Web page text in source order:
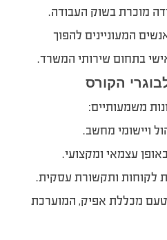
מוכרת בשוק העבודה.
המעוניינים להפוך
בתחום שירותי המשרד.
הקורס
משמעותיים:
ויישומי מחשב.
עצמאי ומקצועי.
לקוחות ותקשורת עסקית.
מכללת אפיק, המוערכת